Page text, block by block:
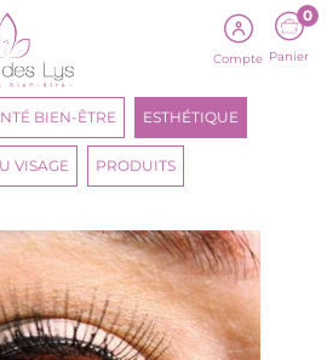
Compte
0
Panier
BIEN-ÊTRE ESTHÉTIQUE
VISAGE PRODUITS